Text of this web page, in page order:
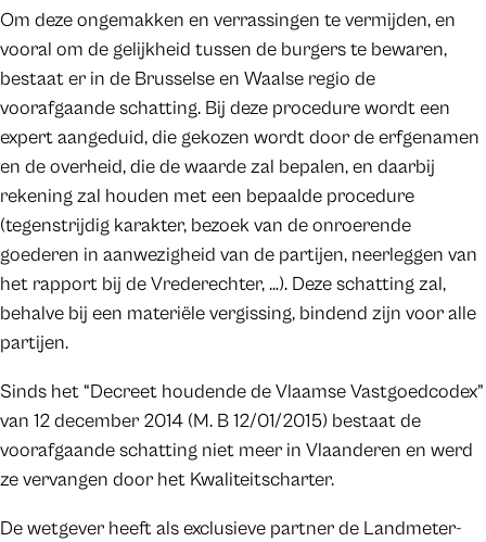
Om deze ongemakken en verrassingen te vermijden, en
vooral om de gelijkheid tussen de burgers te bewaren,
bestaat er in de Brusselse en Waalse regio de
voorafgaande schatting. Bij deze procedure wordt een
expert aangeduid, die gekozen wordt door de erfgenamen
en de overheid, die de waarde zal bepalen, en daarbij
rekening zal houden met een bepaalde procedure
(tegenstrijdig karakter, bezoek van de onroerende
goederen in aanwezigheid van de partijen, neerleggen van
het rapport bij de Vrederechter, …). Deze schatting zal,
behalve bij een materiële vergissing, bindend zijn voor alle
partijen.
Sinds het “Decreet houdende de Vlaamse Vastgoedcodex”
van 12 december 2014 (M. B 12/01/2015) bestaat de
voorafgaande schatting niet meer in Vlaanderen en werd
ze vervangen door het Kwaliteitscharter.
De wetgever heeft als exclusieve partner de Landmeter-